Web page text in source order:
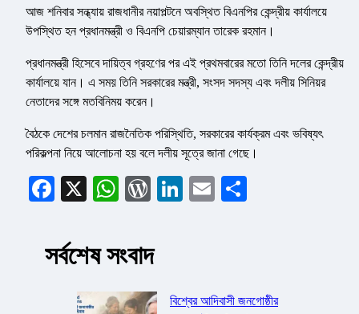
আজ শনিবার সন্ধ্যায় রাজধানীর নয়াপল্টনে অবস্থিত বিএনপির কেন্দ্রীয় কার্যালয়ে
উপস্থিত হন প্রধানমন্ত্রী ও বিএনপি চেয়ারম্যান তারেক রহমান।
প্রধানমন্ত্রী হিসেবে দায়িত্ব গ্রহণের পর এই প্রথমবারের মতো তিনি দলের কেন্দ্রীয়
কার্যালয়ে যান। এ সময় তিনি সরকারের মন্ত্রী, সংসদ সদস্য এবং দলীয় সিনিয়র
নেতাদের সঙ্গে মতবিনিময় করেন।
বৈঠকে দেশের চলমান রাজনৈতিক পরিস্থিতি, সরকারের কার্যক্রম এবং ভবিষ্যৎ
পরিকল্পনা নিয়ে আলোচনা হয় বলে দলীয় সূত্রে জানা গেছে।
Facebook
X WhatsApp
WordPress
LinkedIn
Email
সর্বশেষ সংবাদ
বিশ্বের আদিবাসী জনগোষ্ঠীর